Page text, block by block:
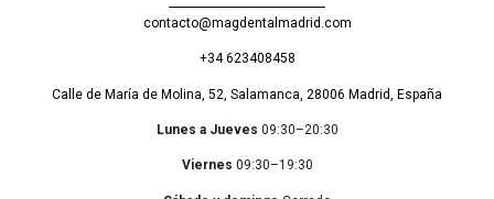
contacto@magdentalmadrid.com
+34 623408458
Calle de María de Molina, 52, Salamanca, 28006 Madrid, España
Lunes a Jueves 09:30–20:30
Viernes 09:30–19:30